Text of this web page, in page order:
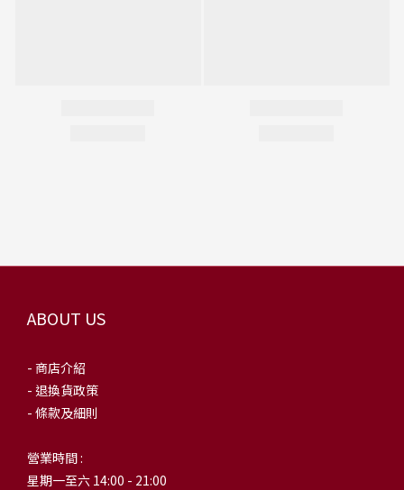
ABOUT US
- 商店介紹
- 退換貨政策
- 條款及細則
營業時間 :
星期一至六 14:00 - 21:00